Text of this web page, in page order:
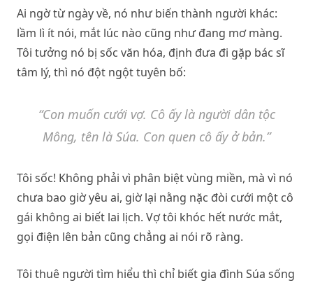
Ai ngờ từ ngày về, nó như biến thành người khác:
lầm lì ít nói, mắt lúc nào cũng như đang mơ màng.
Tôi tưởng nó bị sốc văn hóa, định đưa đi gặp bác sĩ
tâm lý, thì nó đột ngột tuyên bố:
“Con muốn cưới vợ. Cô ấy là người dân tộc
Mông, tên là Súa. Con quen cô ấy ở bản.”
Tôi sốc! Không phải vì phân biệt vùng miền, mà vì nó
chưa bao giờ yêu ai, giờ lại nằng nặc đòi cưới một cô
gái không ai biết lai lịch. Vợ tôi khóc hết nước mắt,
gọi điện lên bản cũng chẳng ai nói rõ ràng.
Tôi thuê người tìm hiểu thì chỉ biết gia đình Súa sống